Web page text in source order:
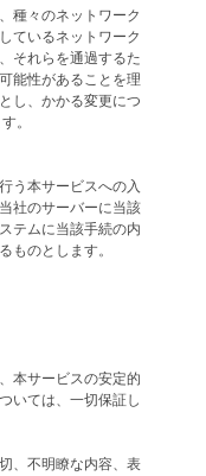
種々のネットワーク
ているネットワーク
それらを通過するた
能性があることを理
し、かかる変更につ
。
う本サービスへの入
社のサーバーに当該
テムに当該手続の内
ものとします。
本サービスの安定的
いては、一切保証し
、不明瞭な内容、表